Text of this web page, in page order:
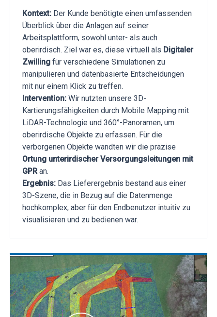
Kontext: Der Kunde benötigte einen umfassenden
Überblick über die Anlagen auf seiner
Arbeitsplattform, sowohl unter- als auch
oberirdisch. Ziel war es, diese virtuell als Digitaler
Zwilling für verschiedene Simulationen zu
manipulieren und datenbasierte Entscheidungen
mit nur einem Klick zu treffen.
Intervention: Wir nutzten unsere 3D-
Kartierungsfähigkeiten durch Mobile Mapping mit
LiDAR-Technologie und 360°-Panoramen, um
oberirdische Objekte zu erfassen. Für die
verborgenen Objekte wandten wir die präzise
Ortung unterirdischer Versorgungsleitungen mit
GPRan.
Ergebnis: Das Lieferergebnis bestand aus einer
3D-Szene, die in Bezug auf die Datenmenge
hochkomplex, aber für den Endbenutzer intuitiv zu
visualisieren und zu bedienen war.